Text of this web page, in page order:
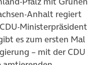
Anhalt regiert
Ministerpräsident
es zum ersten Mal
– mit der CDU